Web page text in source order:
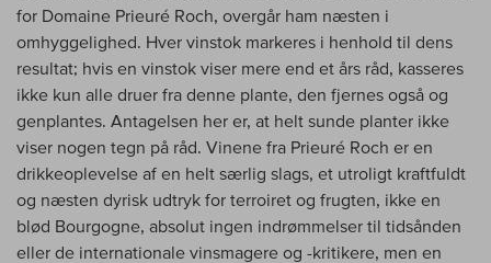
for Domaine Prieuré Roch, overgår ham næsten i
omhyggelighed. Hver vinstok markeres i henhold til dens
resultat; hvis en vinstok viser mere end et års råd, kasseres
ikke kun alle druer fra denne plante, den fjernes også og
genplantes. Antagelsen her er, at helt sunde planter ikke
viser nogen tegn på råd. Vinene fra Prieuré Roch er en
drikkeoplevelse af en helt særlig slags, et utroligt kraftfuldt
og næsten dyrisk udtryk for terroiret og frugten, ikke en
blød Bourgogne, absolut ingen indrømmelser til tidsånden
eller de internationale vinsmagere og -kritikere, men en